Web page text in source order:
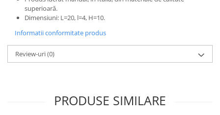
superioară.
Dimensiuni: L=20, l=4, H=10.
Informatii conformitate produs
Review-uri(0)
PRODUSE SIMILARE